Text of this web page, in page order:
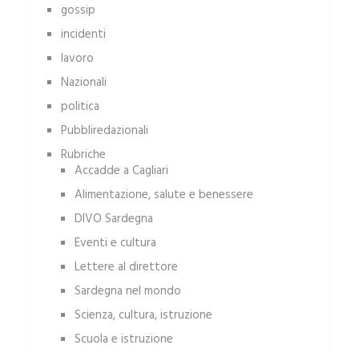
gossip
incidenti
lavoro
Nazionali
politica
Pubbliredazionali
Rubriche
Accadde a Cagliari
Alimentazione, salute e benessere
DIVO Sardegna
Eventi e cultura
Lettere al direttore
Sardegna nel mondo
Scienza, cultura, istruzione
Scuola e istruzione